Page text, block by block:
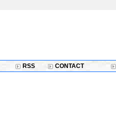
RSS CONTACT